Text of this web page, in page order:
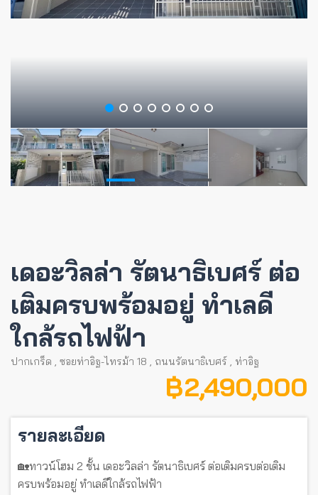
เดอะวิลล่า รัตนาธิเบศร์ ต่อ
เติมครบพร้อมอยู่ ทำเลดี
ใกล้รถไฟฟ้า
ปากเกร็ด , ซอยท่าอิฐ-ไทรม้า 18 , ถนนรัตนาธิเบศร์ , ท่าอิฐ
฿ 2,490,000
รายละเอียด
🏡ทาวน์โฮม 2 ชั้น เดอะวิลล่า รัตนาธิเบศร์ ต่อเติมครบต่อเติม
ครบพร้อมอยู่ ทำเลดีใกล้รถไฟฟ้า